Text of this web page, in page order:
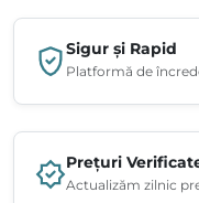
Sigur și Rapid
Platformă de
Prețuri
Actualizăm zilnic